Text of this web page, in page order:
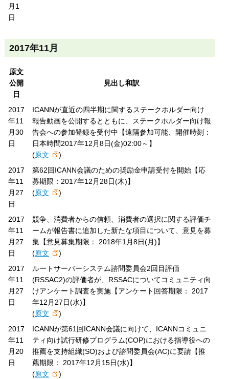
月1
日
2017年11月
原文
公開
日
見出し和訳
2017
年11
月30
日
ICANNが直近の四半期に関するステークホルダー向け
報告動画を公開するとともに、ステークホルダー向け報
告会への参加登録を受付中【遠隔参加可能、開催時刻：
日本時間2017年12月8日(金)02:00～】
(原文
)
2017
年11
月27
日
第62回ICANN会議のための奨励金申請受付を開始【応
募期限：2017年12月28日(木)】
(原文 )
2017
年11
月27
日
競争、消費者からの信頼、消費者の選択に関する評価チ
ームが報告書に追加した新たな項目について、意見を募
集【意見募集期限： 2018年1月8日(月)】
(原文
)
2017
年11
月27
日
ルートサーバーシステム諮問委員会2回目評価
(RSSAC2)の評価者が、RSSACについてコミュニティ向
けアンケート調査を実施【アンケート回答期限： 2017
年12月27日(水)】
(原文
)
2017
年11
月20
日
ICANNが第61回ICANN会議に向けて、ICANNコミュニ
ティ向け試行研修プログラム(COP)における指導役への
推薦を支持組織(SO)および諮問委員会(AC)に要請【推
薦期限： 2017年12月15日(水)】
(原文
)